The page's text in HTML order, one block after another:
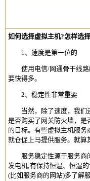
如何选择虚拟主机?怎样选择
1、速度是第一位的
使用电信/网通骨干线路
要快得多。
2、稳定性非常重要
当然，除了速度，我们还
是否购买了网关防火墙，
的目标。有些虚拟主机服务
就仓促上马提供服务。就算
服务稳定性源于服务商的
发电机;有保持恒温、恒湿
(比如服务商的网站)多了解